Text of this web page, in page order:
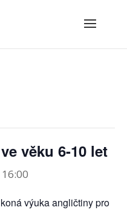
věku 6-10 let
16:00
výuka angličtiny pro